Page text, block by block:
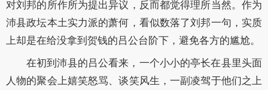
对刘邦的所作所为提出异议，反而都觉得理所当然。作为
沛县政坛本土实力派的萧何，看似数落了刘邦一句，实质
上却是在给没拿到贺钱的吕公台阶下，避免各方的尴尬。
在初到沛县的吕公看来，一个小小的亭长在县里头面
人物的聚会上嬉笑怒骂、谈笑风生，一副凌驾于他们之上